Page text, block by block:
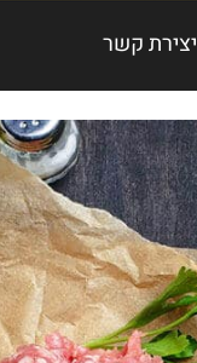
יצירת קשר